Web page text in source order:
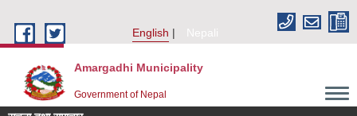
English
Nepali
Amargadhi Municipality
Government of Nepal